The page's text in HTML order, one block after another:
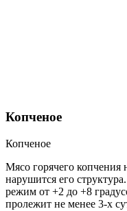
Копченое
Копченое
Мясо горячего копчения
нарушится его
режим от +2 до +8
пролежит не менее 3-х